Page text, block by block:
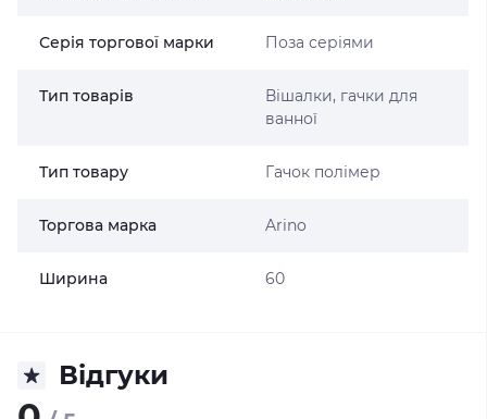
Серія торгової марки Поза серіями
Тип товарів
Вішалки, гачки для
ванної
Тип товару Гачок полімер
Торгова марка Arino
Ширина 60
Відгуки